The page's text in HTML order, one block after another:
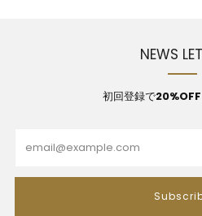
NEWS
初回登録で